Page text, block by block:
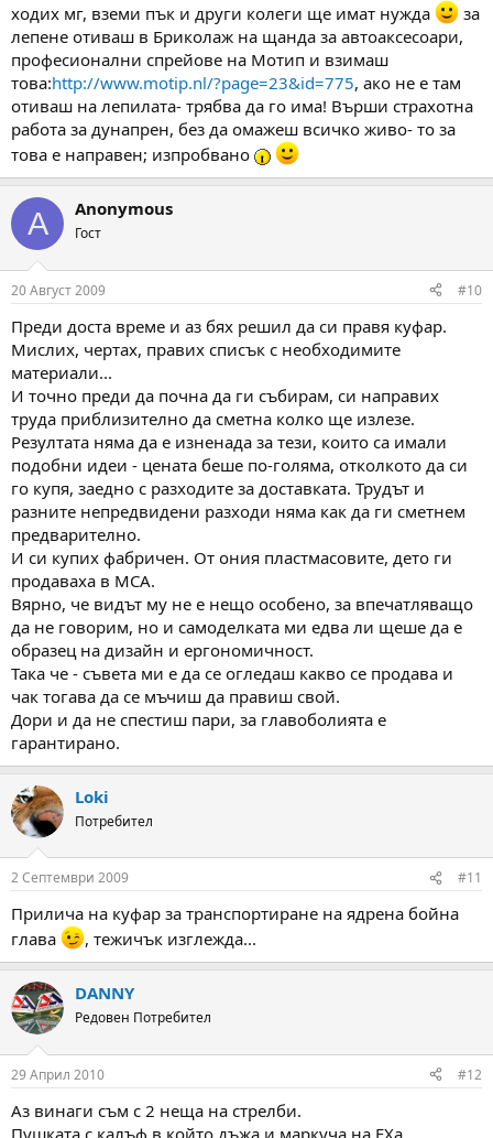
ходих мг, вземи пък и други колеги ще имат нужда
за
лепене отиваш в Бриколаж на щанда за автоаксесоари,
професионални спрейове на Мотип и взимаш
това:http://www.motip.nl/?page=23&id=775, ако не е там
отиваш на лепилата- трябва да го има! Върши страхотна
работа за дунапрен, без да омажеш всичко живо- то за
това е направен; изпробвано
A Anonymous
Гост
20 Август 2009 #10
Преди доста време и аз бях решил да си правя куфар.
Мислих, чертах, правих списък с необходимите
материали...
И точно преди да почна да ги събирам, си направих
труда приблизително да сметна колко ще излезе.
Резултата няма да е изненада за тези, които са имали
подобни идеи - цената беше по-голяма, отколкото да си
го купя, заедно с разходите за доставката. Трудът и
разните непредвидени разходи няма как да ги сметнем
предварително.
И си купих фабричен. От ония пластмасовите, дето ги
продаваха в МСА.
Вярно, че видът му не е нещо особено, за впечатляващо
да не говорим, но и самоделката ми едва ли щеше да е
образец на дизайн и ергономичност.
Така че - съвета ми е да се огледаш какво се продава и
чак тогава да се мъчиш да правиш свой.
Дори и да не спестиш пари, за главоболията е
гарантирано.
Loki
Потребител
2 Септември 2009 #11
Прилича на куфар за транспортиране на ядрена бойна
глава
, тежичък изглежда...
DANNY
Редовен Потребител
29 Април 2010 #12
Аз винаги съм с 2 неща на стрелби.
Пушката с калъф в който дъжа и маркуча на FXа.